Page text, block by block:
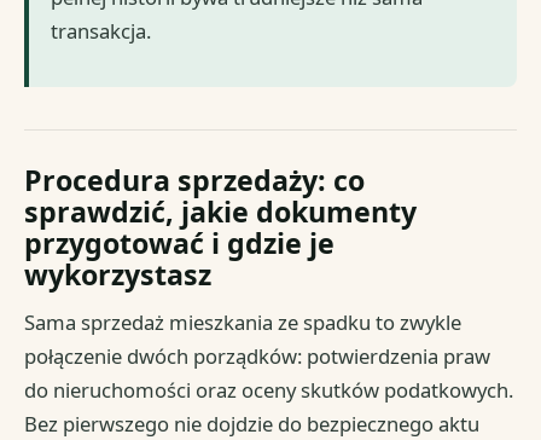
transakcja.
Procedura sprzedaży: co
sprawdzić, jakie dokumenty
przygotować i gdzie je
wykorzystasz
Sama sprzedaż mieszkania ze spadku to zwykle
połączenie dwóch porządków: potwierdzenia praw
do nieruchomości oraz oceny skutków podatkowych.
Bez pierwszego nie dojdzie do bezpiecznego aktu